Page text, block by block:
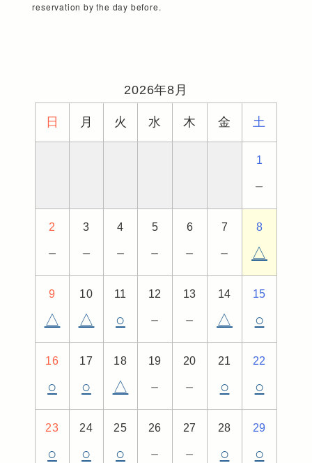
reservation by the day before.
2026年8月
日 月 火 水 木 金 土
1
－
2
－
3
－
4
－
5
－
6
－
7
－
8
△
9
△
10
△
11
○
12
－
13
－
14
△
15
○
16
○
17
○
18
△
19
－
20
－
21
○
22
○
23
○
24
○
25
○
26
－
27
－
28
○
29
○